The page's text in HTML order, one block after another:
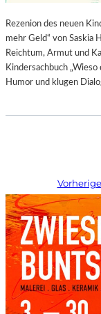
Rezenion des neuen
mehr Geld“ von Saskia
Reichtum, Armut und
Kindersachbuch
Humor und klugen